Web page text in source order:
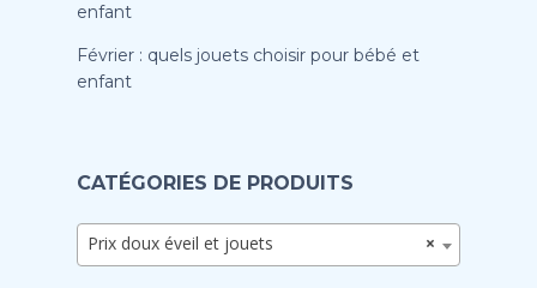
enfant
Février : quels jouets choisir pour bébé et
enfant
CATÉGORIES DE PRODUITS
×
Prix doux éveil et jouets